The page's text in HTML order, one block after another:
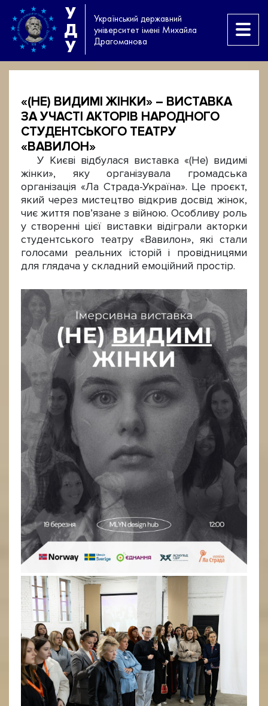
У
Д
У
Український державний
університет імені Михайла
Драгоманова
«(НЕ) ВИДИМІ ЖІНКИ» – ВИСТАВКА
ЗА УЧАСТІ АКТОРІВ НАРОДНОГО
СТУДЕНТСЬКОГО ТЕАТРУ
«ВАВИЛОН»
У Києві відбулася виставка «(Не) видимі
жінки», яку організувала громадська
організація «Ла Страда-Україна». Це проєкт,
який через мистецтво відкрив досвід жінок,
чиє життя пов’язане з війною. Особливу роль
у створенні цієї виставки відіграли акторки
студентського театру «Вавилон», які стали
голосами реальних історій і провідницями
для глядача у складний емоційний простір.